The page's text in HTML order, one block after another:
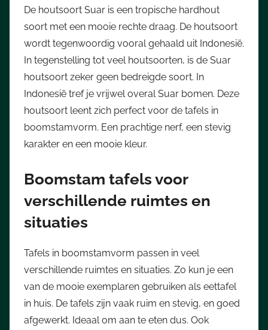
De houtsoort Suar is een tropische hardhout
soort met een mooie rechte draag. De houtsoort
wordt tegenwoordig vooral gehaald uit Indonesië.
In tegenstelling tot veel houtsoorten, is de Suar
houtsoort zeker geen bedreigde soort. In
Indonesië tref je vrijwel overal Suar bomen. Deze
houtsoort leent zich perfect voor de tafels in
boomstamvorm. Een prachtige nerf, een stevig
karakter en een mooie kleur.
Boomstam tafels voor
verschillende ruimtes en
situaties
Tafels in boomstamvorm passen in veel
verschillende ruimtes en situaties. Zo kun je een
van de mooie exemplaren gebruiken als eettafel
in huis. De tafels zijn vaak ruim en stevig, en goed
afgewerkt. Ideaal om aan te eten dus. Ook